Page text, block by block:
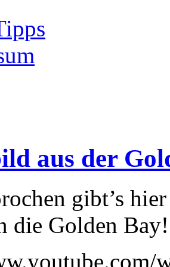
aus der
gibt’s
die Golden Bay!